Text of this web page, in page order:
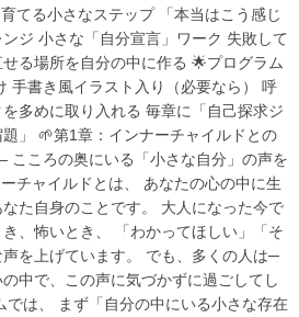
てる小さなステップ 「本当はこう感じ
ジ 小さな「自分宣言」ワーク 失敗して
る場所を自分の中に作る 🌟プログラム
手書き風イラスト入り（必要なら） 呼
多めに取り入れる 毎章に「自己探求ジ
」 🌱第1章：インナーチャイルドとの
こころの奥にいる「小さな自分」の声を
チャイルドとは、 あなたの心の中に生
た自身のことです。 大人になった今で
、怖いとき、 「わかってほしい」「そ
を上げています。 でも、多くの人は─
中で、この声に気づかずに過ごしてし
では、 まず「自分の中にいる小さな存在